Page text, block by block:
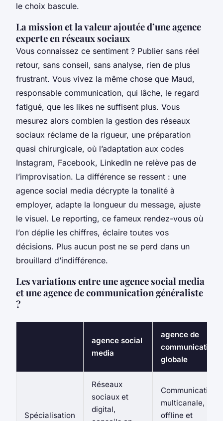
le choix bascule.
La mission et la valeur ajoutée d’une agence
experte en réseaux sociaux
Vous connaissez ce sentiment ? Publier sans réel
retour, sans conseil, sans analyse, rien de plus
frustrant. Vous vivez la même chose que Maud,
responsable communication, qui lâche, le regard
fatigué, que les likes ne suffisent plus. Vous
mesurez alors combien la gestion des réseaux
sociaux réclame de la rigueur, une préparation
quasi chirurgicale, où l’adaptation aux codes
Instagram, Facebook, LinkedIn ne relève pas de
l’improvisation. La différence se ressent : une
agence social media décrypte la tonalité à
employer, adapte la longueur du message, ajuste
le visuel. Le reporting, ce fameux rendez-vous où
l’on déplie les chiffres, éclaire toutes vos
décisions. Plus aucun post ne se perd dans un
brouillard d’indifférence.
Les variations entre une agence social media
et une agence de communication généraliste
?
agence social
media
agence de
communication
globale
Spécialisation
Réseaux
sociaux et
digital,
Communication
multicanale,
offline et